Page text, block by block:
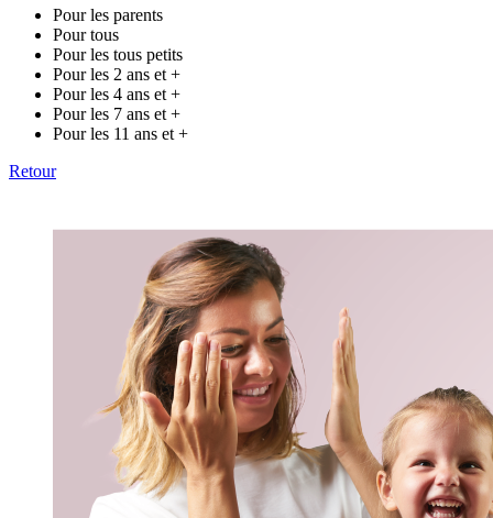
Pour les parents
Pour tous
Pour les tous petits
Pour les 2 ans et +
Pour les 4 ans et +
Pour les 7 ans et +
Pour les 11 ans et +
Retour